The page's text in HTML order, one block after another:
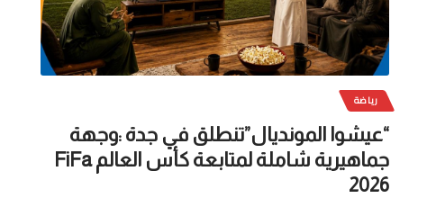
رياضة
“عيشوا المونديال”تنطلق في جدة :وجهة
جماهيرية شاملة لمتابعة كأس العالم FiFa
2026